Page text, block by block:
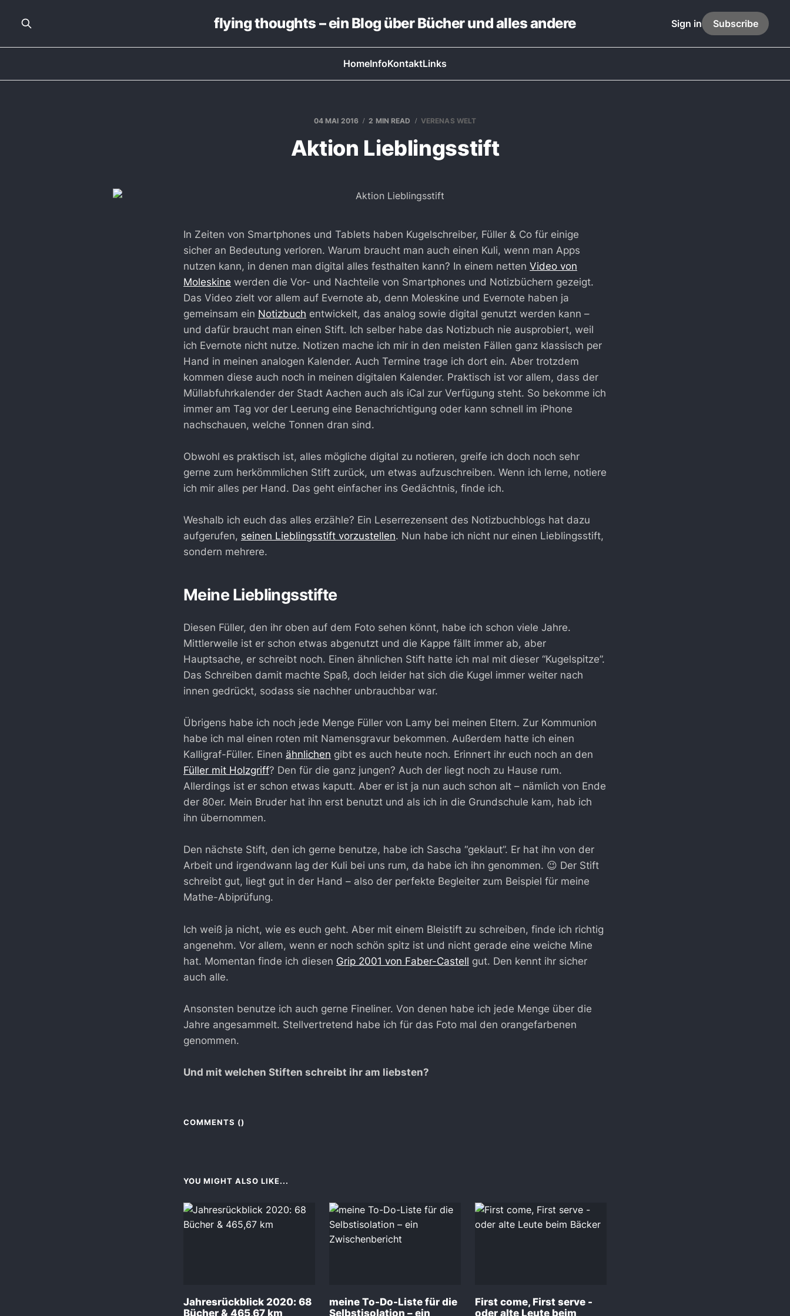
flying thoughts – ein Blog über Bücher und alles andere
HomeInfoKontaktLinks
Sign in Subscribe
04 MAI 2016 2 MIN READ VERENAS WELT
Aktion Lieblingsstift
In Zeiten von Smartphones und Tablets haben Kugelschreiber, Füller & Co für einige
sicher an Bedeutung verloren. Warum braucht man auch einen Kuli, wenn man Apps
nutzen kann, in denen man digital alles festhalten kann? In einem netten Video von
Moleskine werden die Vor- und Nachteile von Smartphones und Notizbüchern gezeigt.
Das Video zielt vor allem auf Evernote ab, denn Moleskine und Evernote haben ja
gemeinsam ein Notizbuch entwickelt, das analog sowie digital genutzt werden kann –
und dafür braucht man einen Stift. Ich selber habe das Notizbuch nie ausprobiert, weil
ich Evernote nicht nutze. Notizen mache ich mir in den meisten Fällen ganz klassisch per
Hand in meinen analogen Kalender. Auch Termine trage ich dort ein. Aber trotzdem
kommen diese auch noch in meinen digitalen Kalender. Praktisch ist vor allem, dass der
Müllabfuhrkalender der Stadt Aachen auch als iCal zur Verfügung steht. So bekomme ich
immer am Tag vor der Leerung eine Benachrichtigung oder kann schnell im iPhone
nachschauen, welche Tonnen dran sind.
Obwohl es praktisch ist, alles mögliche digital zu notieren, greife ich doch noch sehr
gerne zum herkömmlichen Stift zurück, um etwas aufzuschreiben. Wenn ich lerne, notiere
ich mir alles per Hand. Das geht einfacher ins Gedächtnis, finde ich.
Weshalb ich euch das alles erzähle? Ein Leserrezensent des Notizbuchblogs hat dazu
aufgerufen, seinen Lieblingsstift vorzustellen. Nun habe ich nicht nur einen Lieblingsstift,
sondern mehrere.
Meine Lieblingsstifte
Diesen Füller, den ihr oben auf dem Foto sehen könnt, habe ich schon viele Jahre.
Mittlerweile ist er schon etwas abgenutzt und die Kappe fällt immer ab, aber
Hauptsache, er schreibt noch. Einen ähnlichen Stift hatte ich mal mit dieser “Kugelspitze”.
Das Schreiben damit machte Spaß, doch leider hat sich die Kugel immer weiter nach
innen gedrückt, sodass sie nachher unbrauchbar war.
Übrigens habe ich noch jede Menge Füller von Lamy bei meinen Eltern. Zur Kommunion
habe ich mal einen roten mit Namensgravur bekommen. Außerdem hatte ich einen
Kalligraf-Füller. Einen ähnlichen gibt es auch heute noch. Erinnert ihr euch noch an den
Füller mit Holzgriff? Den für die ganz jungen? Auch der liegt noch zu Hause rum.
Allerdings ist er schon etwas kaputt. Aber er ist ja nun auch schon alt – nämlich von Ende
der 80er. Mein Bruder hat ihn erst benutzt und als ich in die Grundschule kam, hab ich
ihn übernommen.
Den nächste Stift, den ich gerne benutze, habe ich Sascha “geklaut”. Er hat ihn von der
Arbeit und irgendwann lag der Kuli bei uns rum, da habe ich ihn genommen. 😉 Der Stift
schreibt gut, liegt gut in der Hand – also der perfekte Begleiter zum Beispiel für meine
Mathe-Abiprüfung.
Ich weiß ja nicht, wie es euch geht. Aber mit einem Bleistift zu schreiben, finde ich richtig
angenehm. Vor allem, wenn er noch schön spitz ist und nicht gerade eine weiche Mine
hat. Momentan finde ich diesen Grip 2001 von Faber-Castell gut. Den kennt ihr sicher
auch alle.
Ansonsten benutze ich auch gerne Fineliner. Von denen habe ich jede Menge über die
Jahre angesammelt. Stellvertretend habe ich für das Foto mal den orangefarbenen
genommen.
Und mit welchen Stiften schreibt ihr am liebsten?
COMMENTS ()
YOU MIGHT ALSO LIKE...
Jahresrückblick 2020: 68
Bücher & 465,67 km
meine To-Do-Liste für die
Selbstisolation – ein
First come, First serve -
oder alte Leute beim